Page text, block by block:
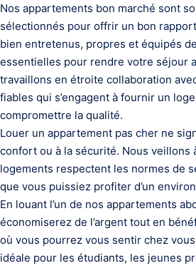
Nos appartements bon marché sont
sélectionnés pour offrir un bon
bien entretenus, propres et équipés
essentielles pour rendre votre séjour
travaillons en étroite collaboration
fiables qui s’engagent à fournir un
compromettre la qualité.
Louer un appartement pas cher ne
confort ou à la sécurité. Nous veillons
logements respectent les normes de
que vous puissiez profiter d’un
En louant l’un de nos appartements
économiserez de l’argent tout en
où vous pourrez vous sentir chez
idéale pour les étudiants, les jeunes